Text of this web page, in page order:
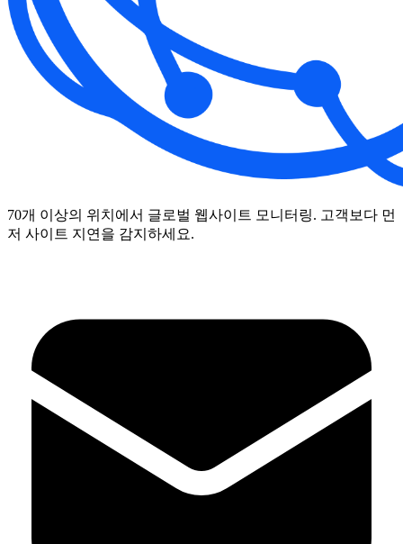
70개 이상의 위치에서 글로벌 웹사이트 모니터링. 고객보다 먼
저 사이트 지연을 감지하세요.